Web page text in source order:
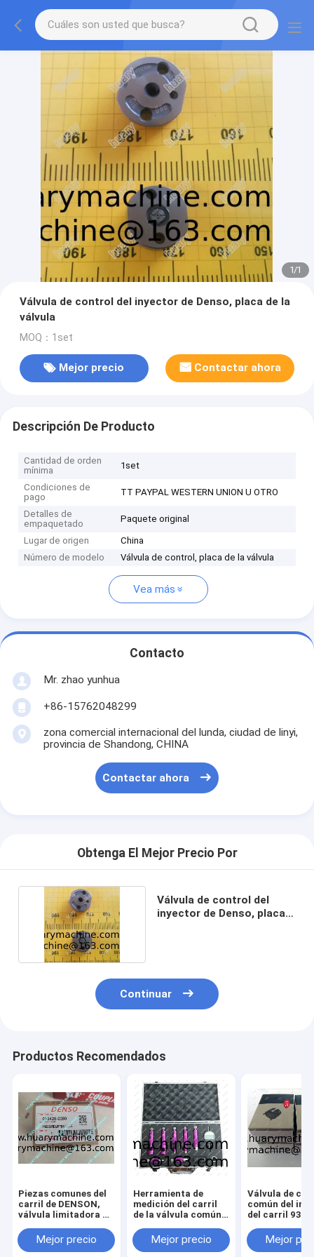
1/1
Válvula de control del inyector de Denso, placa de la
válvula
MOQ：1set
Mejor precio Contactar ahora
Descripción De Producto
Cantidad de orden
mínima
1set
Condiciones de
pago
TT PAYPAL WESTERN UNION U OTRO
Detalles de
empaquetado
Paquete original
Lugar de origen
China
Número de modelo
Válvula de control, placa de la válvula
Vea más
Contacto
Mr. zhao yunhua
+86-15762048299
zona comercial internacional del lunda, ciudad de linyi,
provincia de Shandong, CHINA
Contactar ahora
Obtenga El Mejor Precio Por
Válvula de control del
inyector de Denso, placa
Continuar
Productos Recomendados
Piezas comunes del
carril de DENSON,
válvula limitadora de
0260Mejor precio
Herramienta de
medición del carril
de la válvula común
herramienta de
medición del
Mejor precio
Válvula de
común del
del carril
Mejor